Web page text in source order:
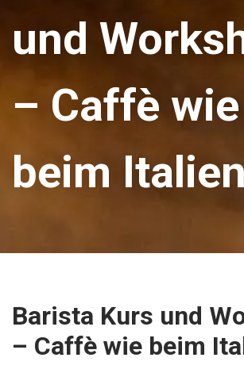
und
– Caffè wie
beim
Barista Kurs und
– Caffè wie beim